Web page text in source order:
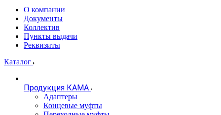
О компании
Документы
Коллектив
Пункты выдачи
Реквизиты
Каталог
Продукция КАМА
Адаптеры
Концевые муфты